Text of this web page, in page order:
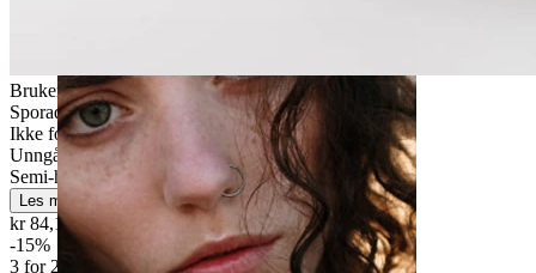
Brukervennligt
Sporadisk bruk
Ikke for sensitiv hud
Unngå vann
Semi-holdbar
Les mer
kr 84,15kr 99,00
-15%
3 for 2